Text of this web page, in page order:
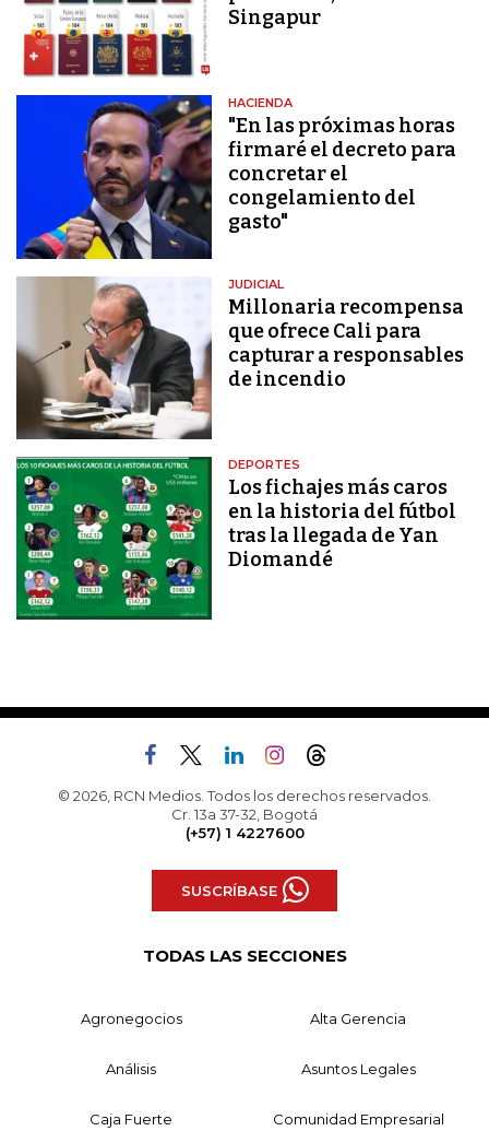
Singapur
HACIENDA
"En las próximas horas
firmaré el decreto para
concretar el
congelamiento del
gasto"
JUDICIAL
Millonaria recompensa
que ofrece Cali para
capturar a responsables
de incendio
DEPORTES
Los fichajes más caros
en la historia del fútbol
tras la llegada de Yan
Diomandé
© 2026, RCN Medios. Todos los derechos reservados.
Cr. 13a 37-32, Bogotá
(+57) 1 4227600
SUSCRÍBASE
TODAS LAS SECCIONES
Agronegocios Alta Gerencia
Análisis Asuntos Legales
Caja Fuerte Comunidad Empresarial